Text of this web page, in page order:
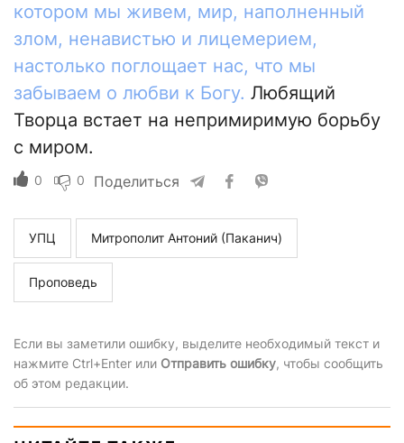
котором мы живем, мир, наполненный
злом, ненавистью и лицемерием,
настолько поглощает нас, что мы
забываем о любви к Богу. Любящий
Творца встает на непримиримую борьбу
с миром.
0 0 Поделиться
УПЦ Митрополит Антоний (Паканич)
Проповедь
Если вы заметили ошибку, выделите необходимый текст и
нажмите Ctrl+Enter или Отправить ошибку, чтобы сообщить
об этом редакции.